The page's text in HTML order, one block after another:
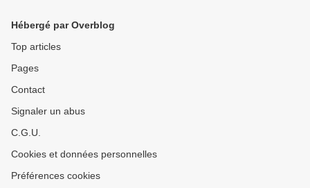
Hébergé par Overblog
Top articles
Pages
Contact
Signaler un abus
C.G.U.
Cookies et données personnelles
Préférences cookies